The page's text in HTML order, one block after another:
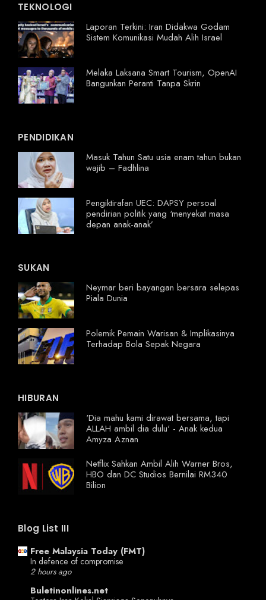
TEKNOLOGI
Laporan Terkini: Iran Didakwa Godam
Sistem Komunikasi Mudah Alih Israel
Melaka Laksana Smart Tourism, OpenAI
Bangunkan Peranti Tanpa Skrin
PENDIDIKAN
Masuk Tahun Satu usia enam tahun bukan
wajib – Fadhlina
Pengiktirafan UEC: DAPSY persoal
pendirian politik yang ‘menyekat masa
depan anak-anak’
SUKAN
Neymar beri bayangan bersara selepas
Piala Dunia
Polemik Pemain Warisan & Implikasinya
Terhadap Bola Sepak Negara
HIBURAN
'Dia mahu kami dirawat bersama, tapi
ALLAH ambil dia dulu' - Anak kedua
Amyza Aznan
Netflix Sahkan Ambil Alih Warner Bros,
HBO dan DC Studios Bernilai RM340
Bilion
Blog List III
Free Malaysia Today (FMT)
In defence of compromise
2 hours ago
Buletinonlines.net